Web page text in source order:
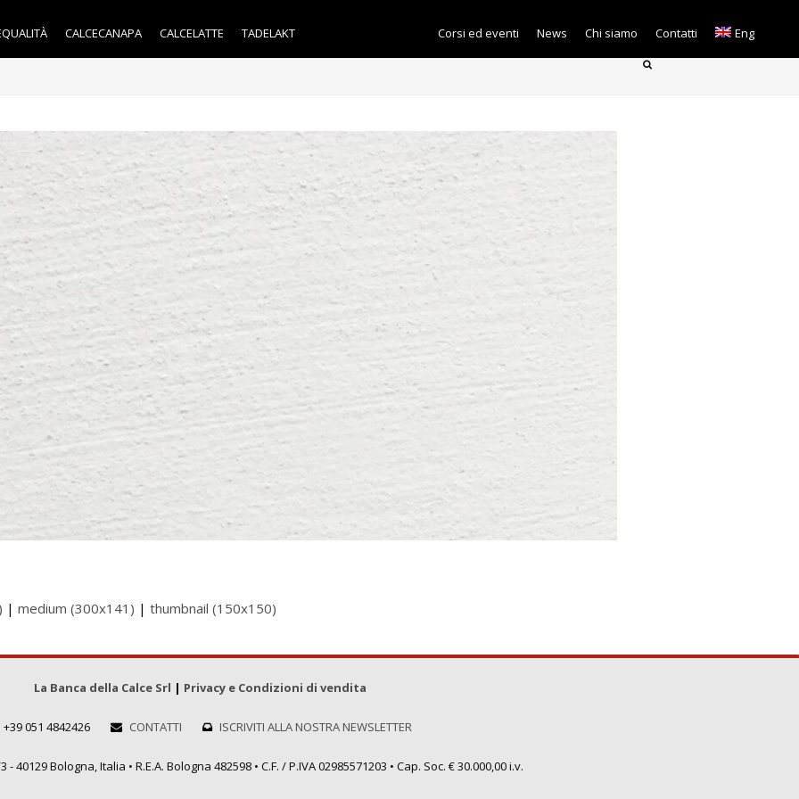
CALCECANAPA CALCELATTE TADELAKT Corsi ed eventi News Chi siamo Contatti Eng
| medium (300x141) | thumbnail (150x150)
La Banca della Calce Srl | Privacy e Condizioni di vendita
+39 051 4842426 CONTATTI ISCRIVITI ALLA NOSTRA NEWSLETTER
40129 Bologna, Italia • R.E.A. Bologna 482598 • C.F. / P.IVA 02985571203 • Cap. Soc. € 30.000,00 i.v.